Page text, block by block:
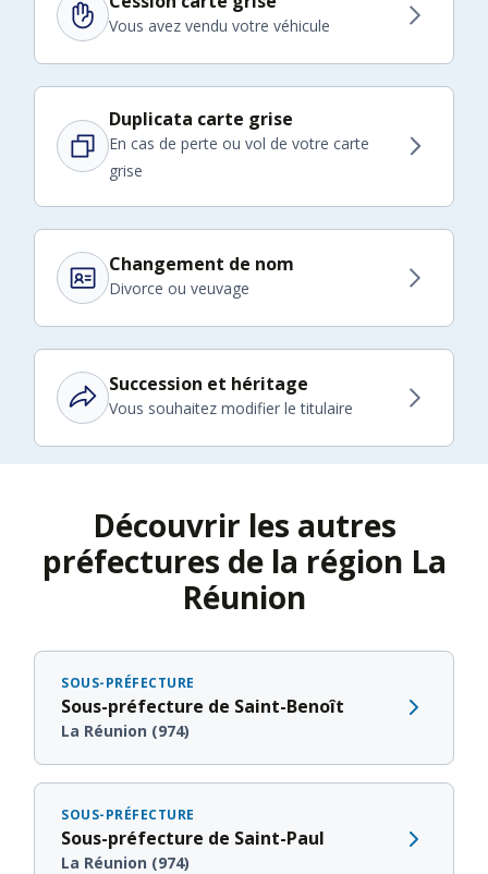
Vous avez vendu votre véhicule
Duplicata carte grise
En cas de perte ou vol de votre carte
grise
Changement de nom
Divorce ou veuvage
Succession et héritage
Vous souhaitez modifier le titulaire
Découvrir les autres
préfectures de la région La
Réunion
SOUS-PRÉFECTURE
Sous-préfecture de Saint-Benoît
La Réunion (974)
SOUS-PRÉFECTURE
Sous-préfecture de Saint-Paul
La Réunion (974)